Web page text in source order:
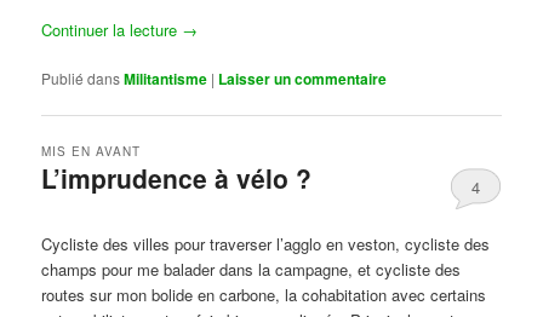
Continuer la lecture →
Publié dansMilitantisme | Laisser un commentaire
L’imprudence à vélo ?
MIS EN AVANT
4
Cycliste des villes pour traverser l’agglo en veston, cycliste des
champs pour me balader dans la campagne, et cycliste des
routes sur mon bolide en carbone, la cohabitation avec certains